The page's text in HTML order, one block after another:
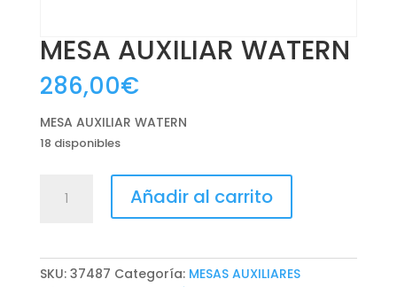
MESA AUXILIAR WATERN
286,00€
MESA AUXILIAR WATERN
18 disponibles
AUXILIAR
Añadir al carrito
SKU: 37487 Categoría: MESAS AUXILIARES